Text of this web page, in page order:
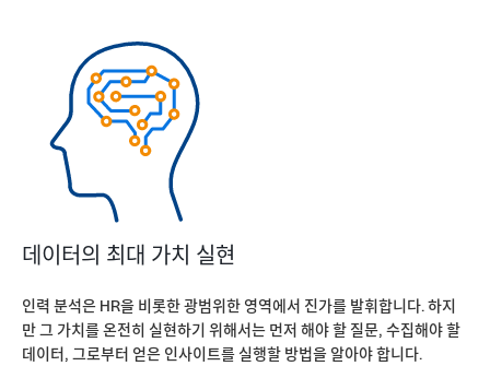
데이터의 최대 가치 실현
인력 분석은 HR을 비롯한 광범위한 영역에서 진가를 발휘합니다. 하지
만 그 가치를 온전히 실현하기 위해서는 먼저 해야 할 질문, 수집해야 할
데이터, 그로부터 얻은 인사이트를 실행할 방법을 알아야 합니다.